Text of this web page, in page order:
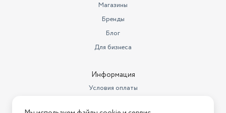
Магазины
Бренды
Блог
Для бизнеса
Информация
Условия оплаты